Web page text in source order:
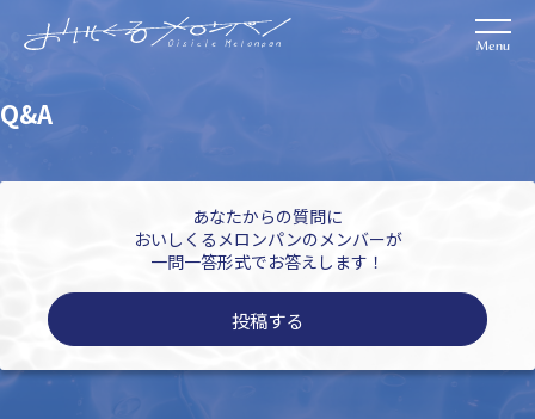
Q&A
あなたからの質問に
おいしくるメロンパンのメンバーが
一問一答形式でお答えします！
投稿する